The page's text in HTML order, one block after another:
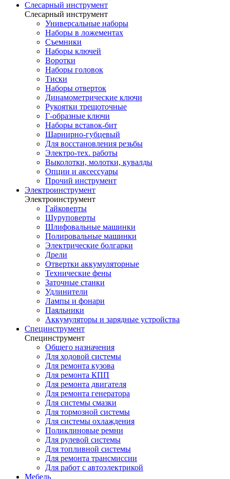
Слесарный инструмент
Слесарный инструмент
Универсальные наборы
Наборы в ложементах
Съемники
Наборы ключей
Воротки
Наборы головок
Тиски
Наборы отверток
Динамометрические ключи
Рукоятки трещоточные
Г-образные ключи
Наборы вставок-бит
Шарнирно-губцевый
Для восстановления резьбы
Электро-тех. работы
Выколотки, молотки, кувалды
Опции и аксессуары
Прочий инструмент
Электроинструмент
Электроинструмент
Гайковерты
Шуруповерты
Шлифовальные машинки
Полировальные машинки
Электрические болгарки
Дрели
Отвертки аккумуляторные
Технические фены
Заточные станки
Удлинители
Лампы и фонари
Паяльники
Аккумуляторы и зарядные устройства
Специнструмент
Специнструмент
Общего назначения
Для ходовой системы
Для ремонта кузова
Для ремонта КПП
Для ремонта двигателя
Для ремонта генератора
Для системы смазки
Для тормозной системы
Для системы охлаждения
Поликлиновые ремни
Для рулевой системы
Для топливной системы
Для ремонта трансмиссии
Для работ с автоэлектрикой
Мебель